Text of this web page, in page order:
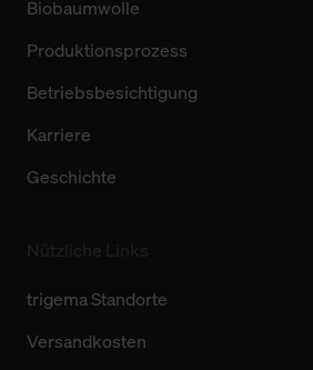
Biobaumwolle
Produktionsprozess
Betriebsbesichtigung
Karriere
Geschichte
trigema Standorte
Versandkosten